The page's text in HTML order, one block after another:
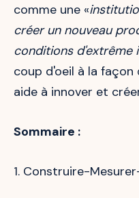
comme une «
créer un nouveau
conditions d'extrême
coup d'oeil à la
aide à innover et
Sommaire :
1. Construire-